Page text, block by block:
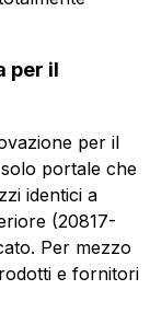
terze parti
per il
per il
portale che
identici a
(20817-
Per mezzo
e fornitori